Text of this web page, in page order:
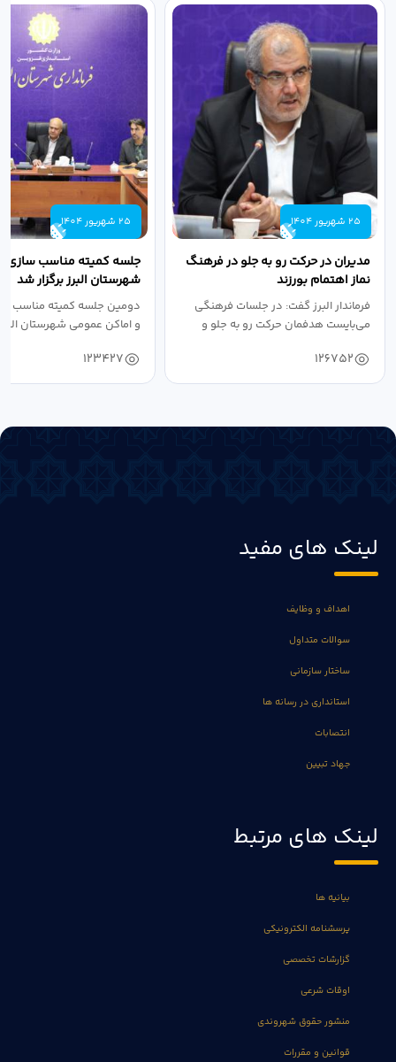
25 شهریور 1404
مدیران در حرکت رو به جلو در فرهنگ
نماز اهتمام بورزند
فرماندار البرز گفت: در جلسات فرهنگی
می‌بایست هدفمان حرکت رو به جلو و
126752
25 شهریور 1404
جلسه کمیته مناسب سازی
شهرستان البرز برگزار شد
دومین جلسه کمیته مناسب
و اماکن عمومی شهرستان
123427
لینک های مفید
اهداف و وظایف
سوالات متداول
ساختار سازمانی
استانداری در رسانه ها
انتصابات
جهاد تبیین
لینک های مرتبط
بیانیه ها
پرسشنامه الکترونیکی
گزارشات تخصصی
اوقات شرعی
منشور حقوق شهروندی
قوانین و مقررات